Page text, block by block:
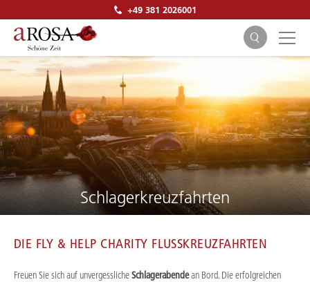
+49 381 2026001
SUCHEN
Schlagerkreuzfahrten
DIE FLY & HELP CHARITY FLUSSKREUZFAHRTEN
Freuen Sie sich auf unvergesslicheSchlagerabendean Bord. Die erfolgreichen